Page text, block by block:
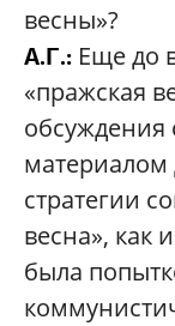
весны»?
А.Г.: Еще до
«пражская
обсуждения
материалом
стратегии
весна», как
была